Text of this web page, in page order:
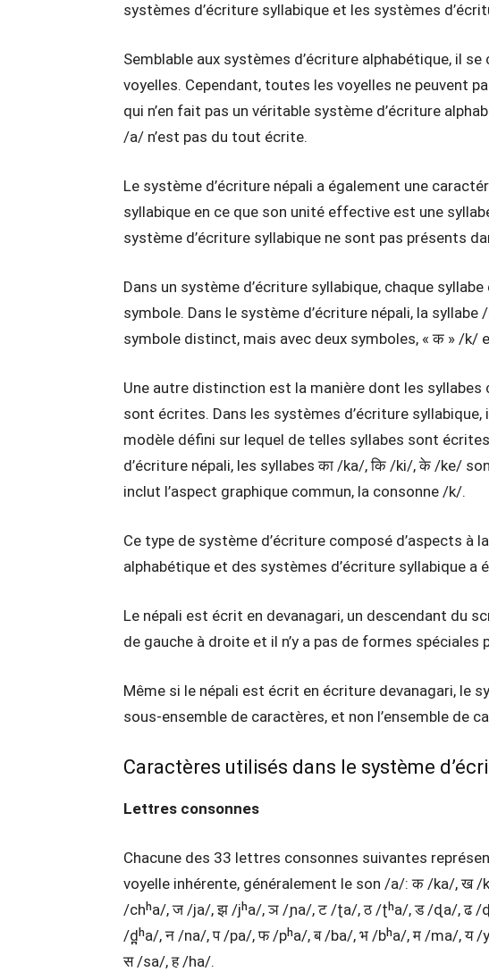
systèmes d’écriture syllabique et les systèmes
Semblable aux systèmes d’écriture alphabétique, il
voyelles. Cependant, toutes les voyelles ne peuvent
qui n’en fait pas un véritable système d’écriture
/a/ n’est pas du tout écrite.
Le système d’écriture népali a également une
syllabique en ce que son unité effective est une
système d’écriture syllabique ne sont pas présents
Dans un système d’écriture syllabique, chaque
symbole. Dans le système d’écriture népali, la syllabe
symbole distinct, mais avec deux symboles, « क » /k/
Une autre distinction est la manière dont les
sont écrites. Dans les systèmes d’écriture syllabique,
modèle défini sur lequel de telles syllabes sont
d’écriture népali, les syllabes का /ka/, कि /ki/, के /ke/
inclut l’aspect graphique commun, la consonne /k/.
Ce type de système d’écriture composé d’aspects à
alphabétique et des systèmes d’écriture syllabique a
Le népali est écrit en devanagari, un descendant du
de gauche à droite et il n’y a pas de formes spéciales
Même si le népali est écrit en écriture devanagari, le
sous-ensemble de caractères, et non l’ensemble de
Caractères utilisés dans le système
Lettres consonnes
Chacune des 33 lettres consonnes suivantes
voyelle inhérente, généralement le son /a/: क /ka/, ख
/chʰa/, ज /ja/, झ /jʰa/, ञ /ɲa/, ट /ʈa/, ठ /ʈʰa/, ड /ɖa/, ढ
/d̪ʰa/, न /na/, प /pa/, फ /pʰa/, ब /ba/, भ /bʰa/, म /ma/, य
स /sa/, ह /ha/.